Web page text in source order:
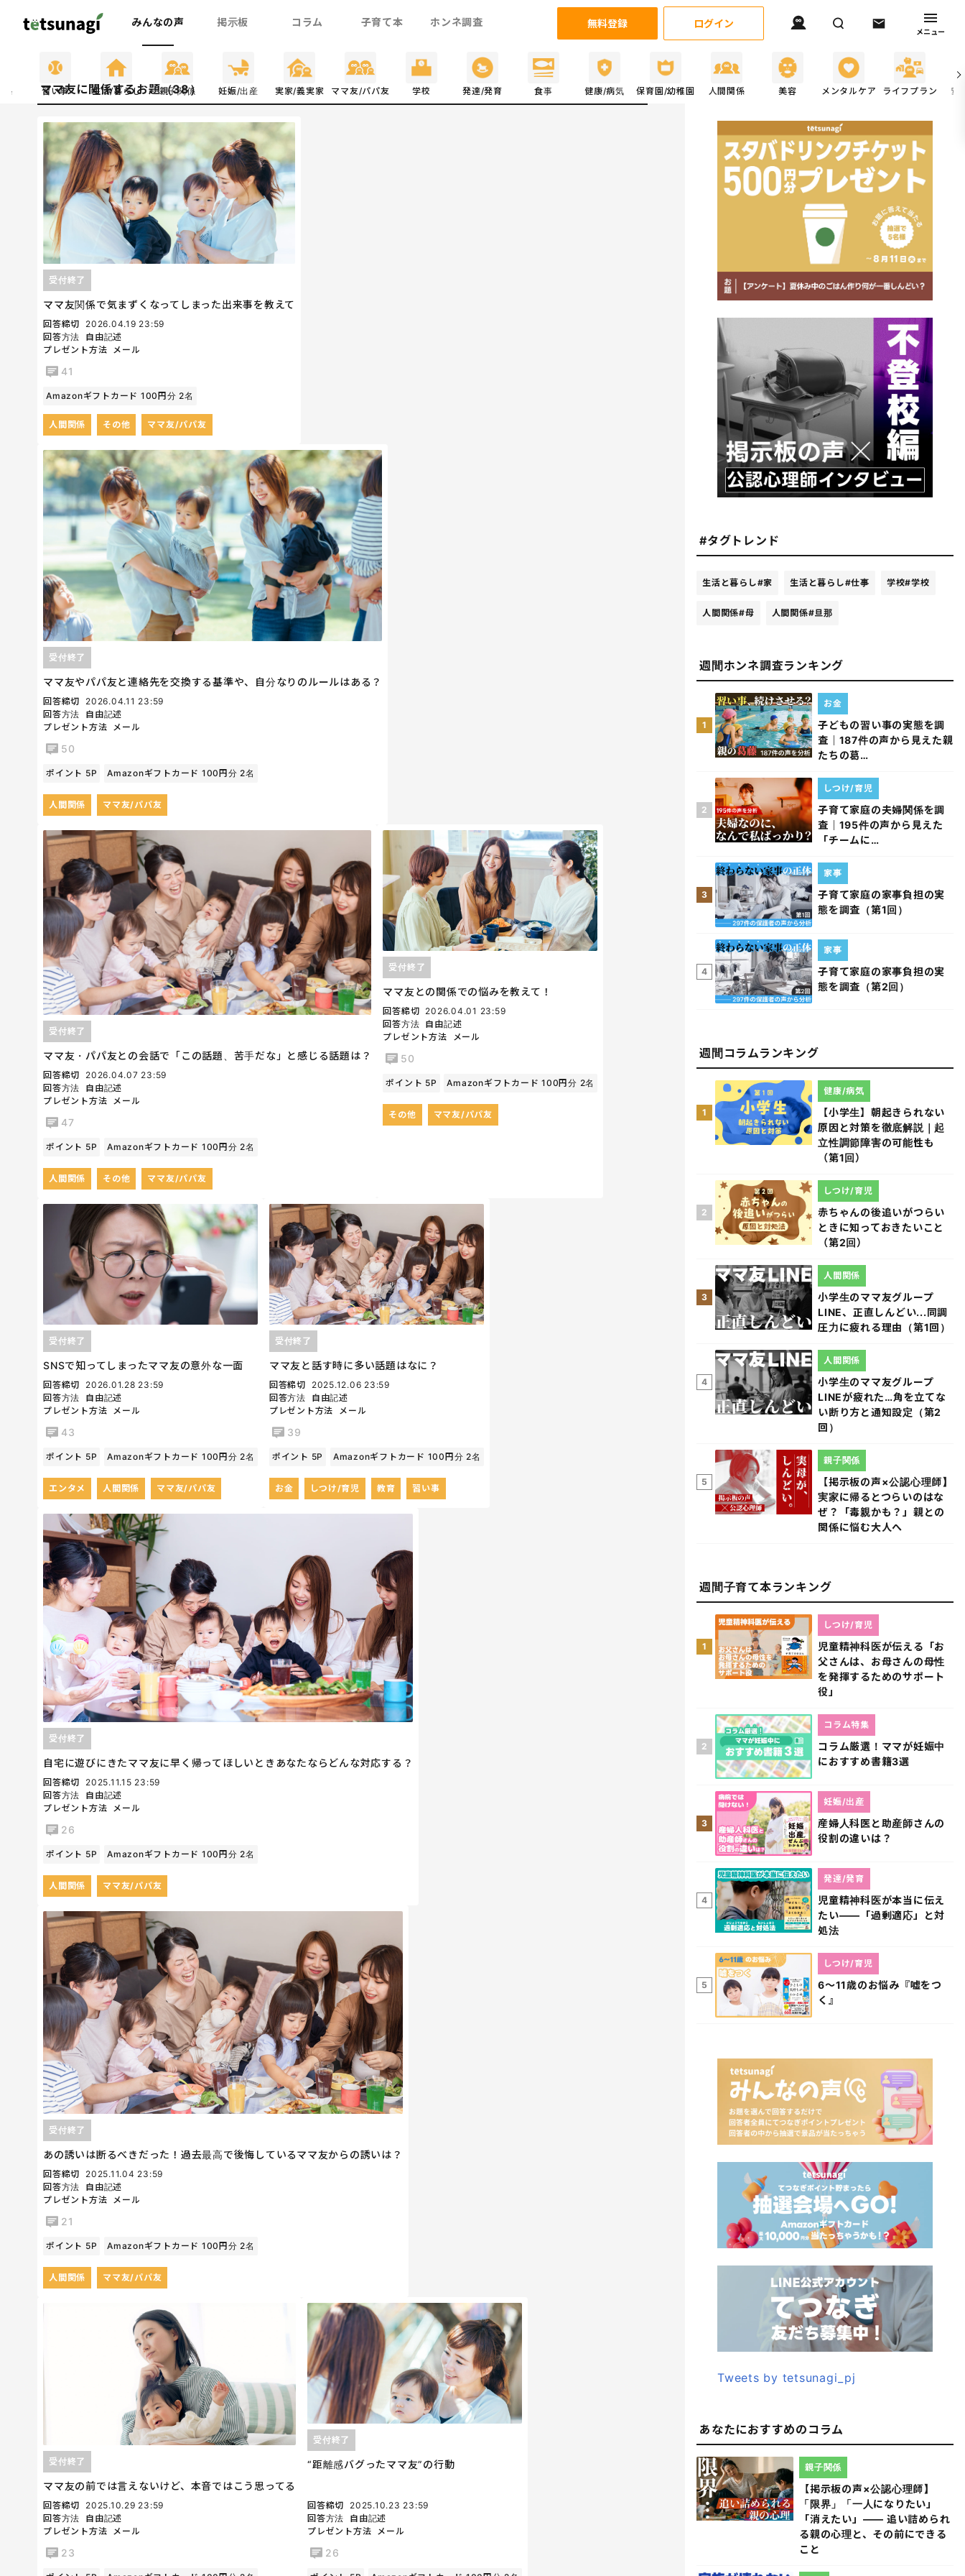
みんなの声 掲示板 コラム 子育て本 ホンネ調査 無料登録 ログイン
メニュー
係 習い事 生活/暮らし 親子関係 妊娠/出産 実家/義実家 ママ友/パパ友 学校 発達/発育 食事 健康/病気 保育園/幼稚園 人間関係 美容 メンタルケア ライフプラン 安
ママ友に関係するお題（38）
ママ友関係で気まずくなってしまった出来事を教えて
受付終了
回答締切
2026.04.19 23:59
回答方法
自由記述
プレゼント方法 メール
41
Amazonギフトカード 100円分 2名
人間関係 その他 ママ友/パパ友
ママ友やパパ友と連絡先を交換する基準や、自分なりのルールはある？
受付終了
回答締切
2026.04.11 23:59
回答方法
自由記述
プレゼント方法
メール
50
ポイント 5P Amazonギフトカード 100円分 2名
人間関係 ママ友/パパ友
ママ友・パパ友との会話で「この話題、苦手だな」と感じる話題は？
受付終了
回答締切
2026.04.07 23:59
回答方法
自由記述
プレゼント方法 メール
47
ポイント 5P Amazonギフトカード 100円分 2名
人間関係 その他 ママ友/パパ友
ママ友との関係での悩みを教えて！
受付終了
回答締切 2026.04.01 23:59
回答方法 自由記述
プレゼント方法
メール
50
ポイント 5P Amazonギフトカード 100円分 2名
その他 ママ友/パパ友
SNSで知ってしまったママ友の意外な一面
受付終了
回答締切
2026.01.28 23:59
回答方法
自由記述
プレゼント方法 メール
43
ポイント 5P Amazonギフトカード 100円分 2名
エンタメ 人間関係 ママ友/パパ友
ママ友と話す時に多い話題はなに？
受付終了
回答締切
2025.12.06 23:59
回答方法
自由記述
プレゼント方法
メール
39
ポイント 5P Amazonギフトカード 100円分 2名
お金 しつけ/育児 教育 習い事
自宅に遊びにきたママ友に早く帰ってほしいときあなたならどんな対応する？
受付終了
回答締切
2025.11.15 23:59
回答方法
自由記述
プレゼント方法 メール
26
ポイント 5P Amazonギフトカード 100円分 2名
人間関係 ママ友/パパ友
あの誘いは断るべきだった！過去最高で後悔しているママ友からの誘いは？
受付終了
回答締切
2025.11.04 23:59
回答方法
自由記述
プレゼント方法
メール
21
ポイント 5P Amazonギフトカード 100円分 2名
人間関係 ママ友/パパ友
ママ友の前では言えないけど、本音ではこう思ってる
受付終了
回答締切
2025.10.29 23:59
回答方法
自由記述
プレゼント方法
メール
23
“距離感バグったママ友”の行動
受付終了
回答締切
2025.10.23 23:59
回答方法
自由記述
プレゼント方法
メール
26
#タグトレンド
生活と暮らし#家 生活と暮らし#仕事 学校#学校
人間関係#母 人間関係#旦那
週間ホンネ調査ランキング
1
子どもの習い事の実態を調
査｜187件の声から見えた親
たちの葛…
お金
2
子育て家庭の夫婦関係を調
査｜195件の声から見えた
「チームに…
しつけ/育児
3
子育て家庭の家事負担の実
態を調査（第1回）
家事
4
子育て家庭の家事負担の実
態を調査（第2回）
家事
週間コラムランキング
1
【小学生】朝起きられない
原因と対策を徹底解説｜起
立性調節障害の可能性も
（第1回）
健康/病気
2
赤ちゃんの後追いがつらい
ときに知っておきたいこと
（第2回）
しつけ/育児
3
小学生のママ友グループ
LINE、正直しんどい...同調
圧力に疲れる理由（第1回）
人間関係
4
小学生のママ友グループ
LINEが疲れた…角を立てな
い断り方と通知設定（第2
回）
人間関係
5
【掲示板の声×公認心理師】
実家に帰るとつらいのはな
ぜ？「毒親かも？」親との
関係に悩む大人へ
親子関係
週間子育て本ランキング
1
児童精神科医が伝える「お
父さんは、お母さんの母性
を発揮するためのサポート
役」
しつけ/育児
2
コラム厳選！ママが妊娠中
におすすめ書籍3選
コラム特集
3
産婦人科医と助産師さんの
役割の違いは？
妊娠/出産
4
児童精神科医が本当に伝え
たい――「過剰適応」と対
処法
発達/発育
5
6～11歳のお悩み『嘘をつ
く』
しつけ/育児
Tweets by tetsunagi_pj
あなたにおすすめのコラム
【掲示板の声×公認心理師】
「限界」「一人になりたい」
「消えたい」―― 追い詰められ
る親の心理と、その前にできる
こと
親子関係